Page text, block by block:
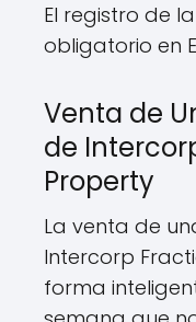
El registro de
obligatorio en
Venta de
de
Property
La venta de
Intercorp
forma